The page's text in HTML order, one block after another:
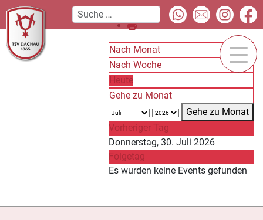
Nach Monat
Nach Woche
Heute
Gehe zu Monat
Gehe zu Monat
Vorheriger Tag
Donnerstag, 30. Juli 2026
Folgetag
Es wurden keine Events gefunden